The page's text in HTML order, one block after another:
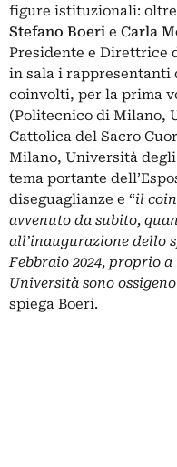
figure istituzionali:
Stefano Boeri e Carla
Presidente e Direttrice
in sala i rappresentanti
coinvolti, per la prima
(Politecnico di Milano,
Cattolica del Sacro
Milano, Università
tema portante
diseguaglianze e “il
avvenuto da subito,
all’inaugurazione dello
Febbraio 2024, proprio
Università sono
spiega Boeri.